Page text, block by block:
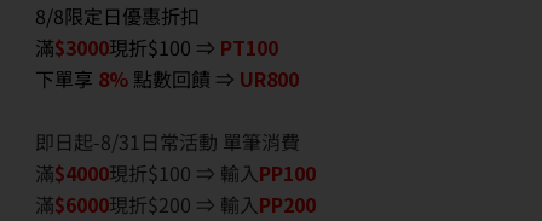
8/8限定日優惠折扣
滿$3000現折$100 ⇒ PT100
下單享 8% 點數回饋 ⇒ UR800
即日起-8/31日常活動 單筆消費
滿$4000現折$100 ⇒ 輸入PP100
滿$6000現折$200 ⇒ 輸入PP200